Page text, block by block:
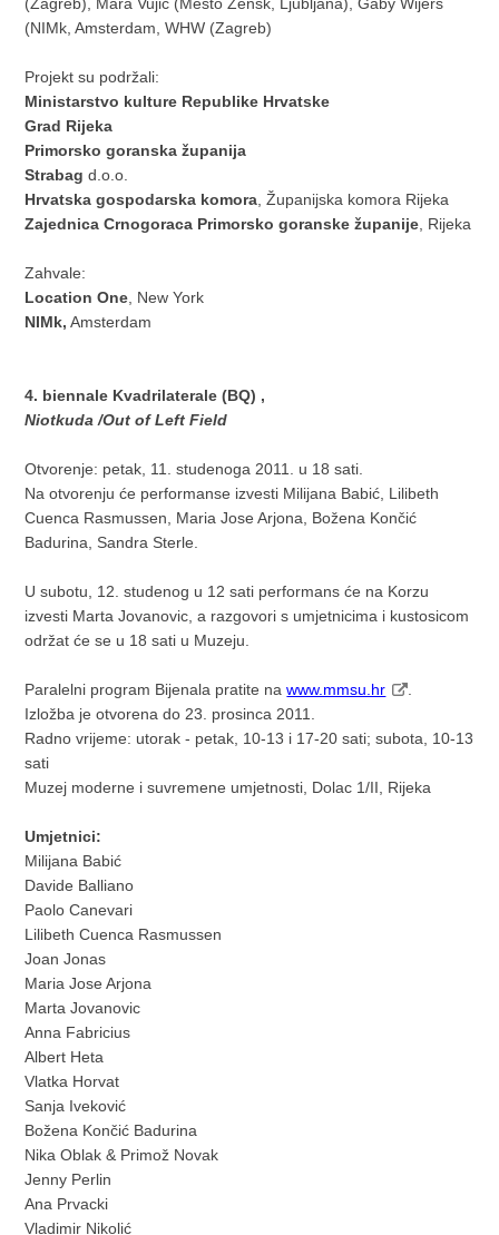
(NIMk, Amsterdam, WHW (Zagreb)
Projekt su podržali:
Ministarstvo kulture Republike Hrvatske
Grad Rijeka
Primorsko goranska županija
Strabag d.o.o.
Hrvatska gospodarska komora , Županijska komora Rijeka
Zajednica Crnogoraca Primorsko goranske županije , Rijeka
Zahvale:
Location One , New York
NIMk, Amsterdam
4. biennale Kvadrilaterale (BQ) ,
Niotkuda /Out of Left Field
Otvorenje: petak, 11. studenoga 2011. u 18 sati.
Na otvorenju će performanse izvesti Milijana Babić, Lilibeth
Cuenca Rasmussen, Maria Jose Arjona, Božena Končić
Badurina, Sandra Sterle.
U subotu, 12. studenog u 12 sati performans će na Korzu
izvesti Marta Jovanovic, a razgovori s umjetnicima i kustosicom
održat će se u 18 sati u Muzeju.
Paralelni program Bijenala pratite nawww.mmsu.hr
Izložba je otvorena do 23. prosinca 2011.
Radno vrijeme: utorak - petak, 10-13 i 17-20 sati; subota, 10-13
sati
Muzej moderne i suvremene umjetnosti, Dolac 1/II, Rijeka
Umjetnici:
Milijana Babić
Davide Balliano
Paolo Canevari
Lilibeth Cuenca Rasmussen
Joan Jonas
Maria Jose Arjona
Marta Jovanovic
Anna Fabricius
Albert Heta
Vlatka Horvat
Sanja Iveković
Božena Končić Badurina
Nika Oblak & Primož Novak
Jenny Perlin
Ana Prvacki
Vladimir Nikolić